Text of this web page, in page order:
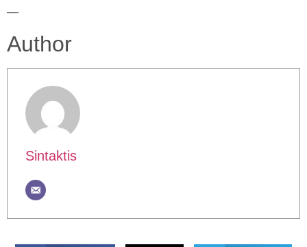
—
Author
Sintaktis